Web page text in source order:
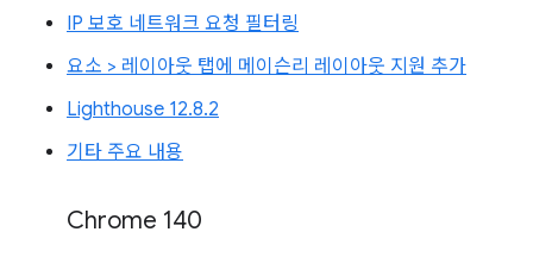
IP 보호 네트워크 요청 필터링
요소 > 레이아웃 탭에 메이슨리 레이아웃 지원 추가
Lighthouse 12.8.2
기타 주요 내용
Chrome 140